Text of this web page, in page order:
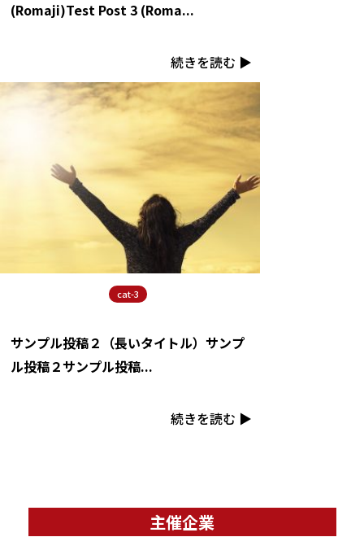
(Romaji)Test Post 3 (Roma...
続きを読む ▶︎
cat-3
サンプル投稿２（長いタイトル）サンプ
ル投稿２サンプル投稿...
続きを読む ▶︎
主催企業